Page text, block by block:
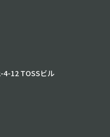
4-12 TOSSビル